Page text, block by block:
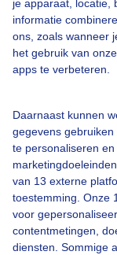
je apparaat, locatie,
informatie
ons, zoals wanneer
het gebruik van
apps te verbeteren.
Daarnaast kunnen
gegevens
te personaliseren
van 13 externe
toestemming. Onze
voor
contentmetingen,
diensten. Sommige
Over
Bedrijfsgegevens
Veelgestelde